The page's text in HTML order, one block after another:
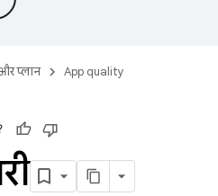
प्लान
App quality